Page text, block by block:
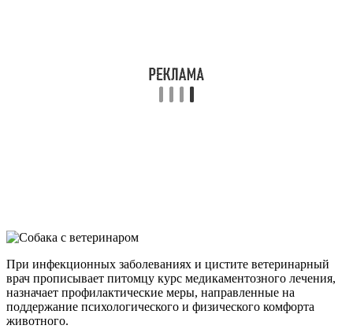
При инфекционных заболеваниях и цистите ветеринарный
врач прописывает питомцу курс медикаментозного лечения,
назначает профилактические меры, направленные на
поддержание психологического и физического комфорта
животного.